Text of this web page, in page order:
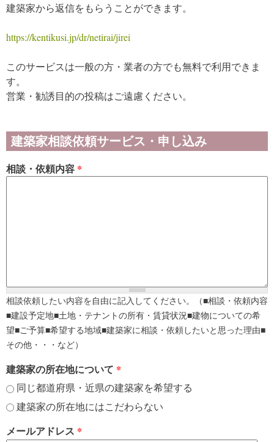
建築家から返信をもらうことができます。
https://kentikusi.jp/dr/netirai/jirei
このサービスは一般の方・業者の方でも無料で利用できま
す。
営業・勧誘目的の投稿はご遠慮ください。
建築家相談依頼サービス・申し込み
相談・依頼内容 *
相談依頼したい内容を自由に記入してください。（■相談・依頼内容
■建設予定地■土地・テナントの所有・賃貸状況■建物についての希
望■ご予算■希望する地域■建築家に相談・依頼したいと思った理由■
その他・・・など）
建築家の所在地について *
同じ都道府県・近県の建築家を希望する
建築家の所在地にはこだわらない
メールアドレス *